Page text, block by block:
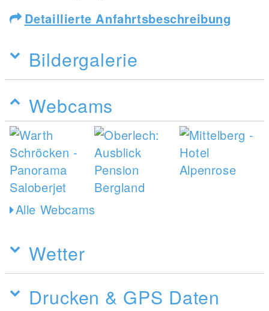
Detaillierte Anfahrtsbeschreibung
Bildergalerie
Webcams
Alle Webcams
Wetter
Drucken & GPS Daten